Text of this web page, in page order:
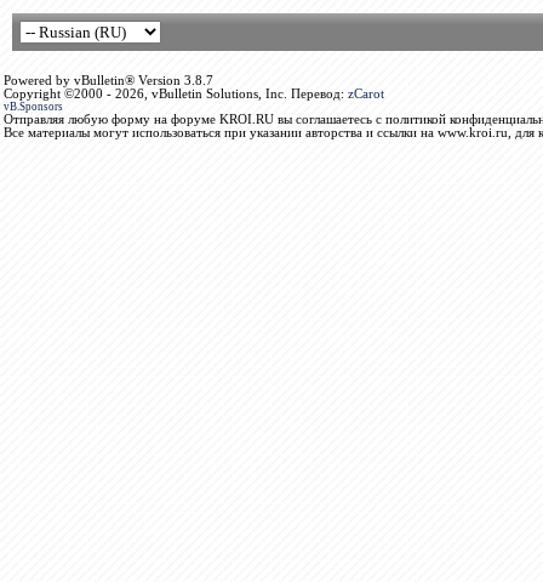
Powered by vBulletin® Version 3.8.7
Copyright ©2000 - 2026, vBulletin Solutions, Inc. Перевод: zCarot
vB.Sponsors
Отправляя любую форму на форуме KROI.RU вы соглашаетесь с политикой
Все материалы могут использоваться при указании авторства и ссылки на www.kroi.ru, для